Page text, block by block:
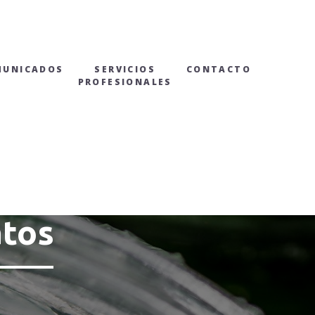
SERVICIOS
PROFESIONALES
CONTACTO